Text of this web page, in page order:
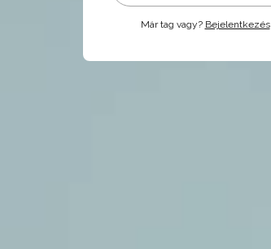
Már tag vagy? Bejelentkezés